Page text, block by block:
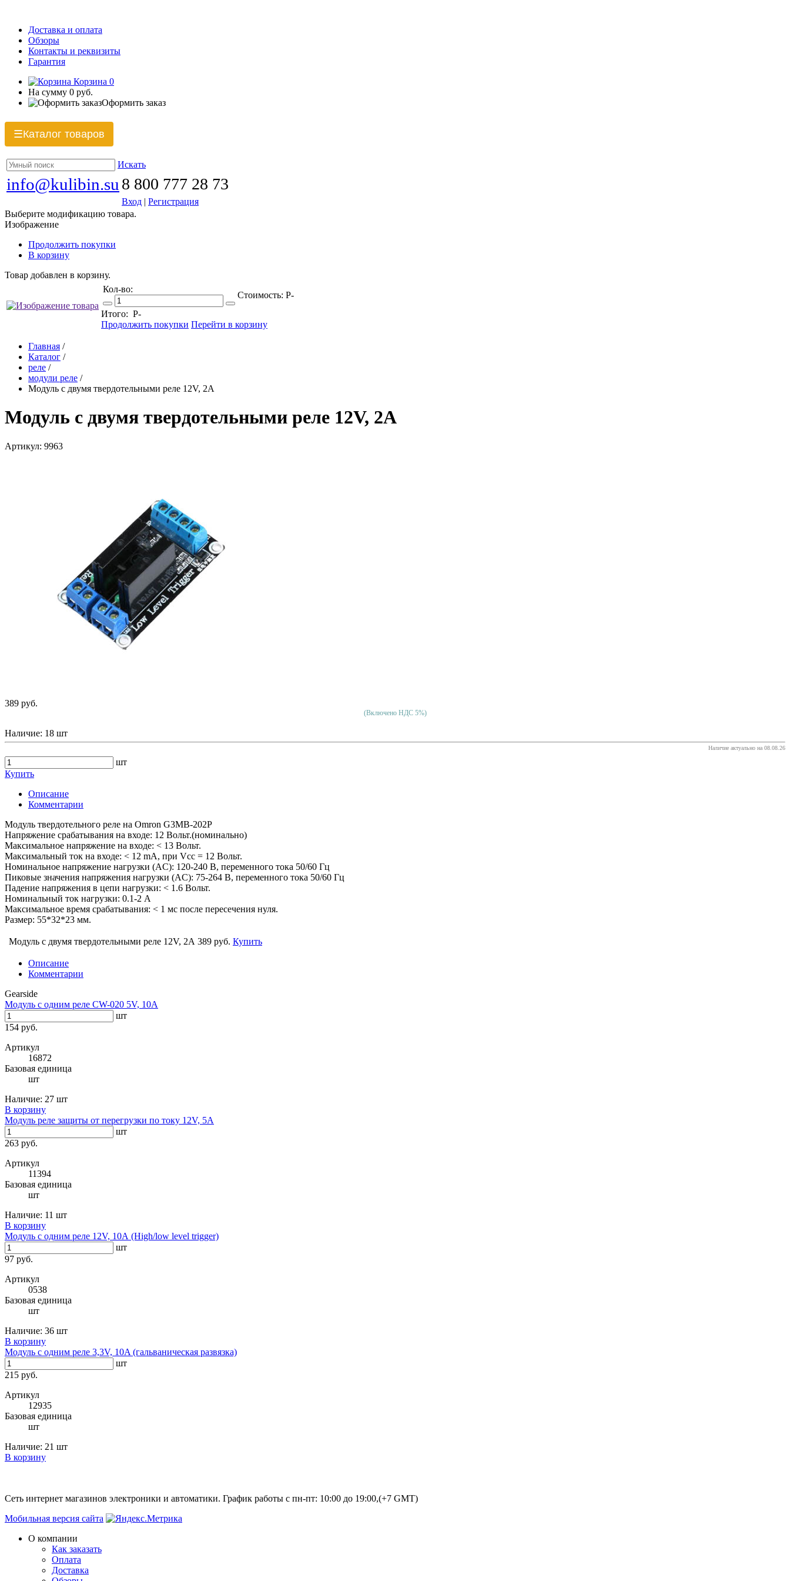
Доставка и оплата
Обзоры
Контакты и реквизиты
Гарантия
Корзина 0
На сумму 0 руб.
Оформить заказ
☰Каталог товаров
Искать
info@kulibin.su 8 800 777 28 73
Вход | Регистрация
Выберите модификацию товара.
Изображение
Продолжить покупки
В корзину
Товар добавлен в корзину.
Кол-во:
Стоимость: Р-
Итого: Р-
Продолжить покупки Перейти в корзину
Главная /
Каталог /
реле /
модули реле /
Модуль с двумя твердотельными реле 12V, 2A
Модуль с двумя твердотельными реле 12V, 2A
Артикул: 9963
389 руб.
(Включено НДС 5%)
Наличие: 18 шт
Наличие актуально на 08.08.26
шт
Купить
Описание
Комментарии
Модуль твердотельного реле на Omron G3MB-202P
Напряжение срабатывания на входе: 12 Вольт.(номинально)
Максимальное напряжение на входе: < 13 Вольт.
Максимальный ток на входе: < 12 mA, при Vcc = 12 Вольт.
Номинальное напряжение нагрузки (AC): 120-240 В, переменного тока 50/60 Гц
Пиковые значения напряжения нагрузки (AC): 75-264 В, переменного тока 50/60 Гц
Падение напряжения в цепи нагрузки: < 1.6 Вольт.
Номинальный ток нагрузки: 0.1-2 А
Максимальное время срабатывания: < 1 мс после пересечения нуля.
Размер: 55*32*23 мм.
Модуль с двумя твердотельными реле 12V, 2A 389 руб. Купить
Описание
Комментарии
Gearside
Модуль с одним реле CW-020 5V, 10A
шт
154 руб.
Артикул
16872
Базовая единица
шт
Наличие: 27 шт
В корзину
Модуль реле защиты от перегрузки по току 12V, 5А
шт
263 руб.
Артикул
11394
Базовая единица
шт
Наличие: 11 шт
В корзину
Модуль с одним реле 12V, 10А (High/low level trigger)
шт
97 руб.
Артикул
0538
Базовая единица
шт
Наличие: 36 шт
В корзину
Модуль с одним реле 3,3V, 10A (гальваническая развязка)
шт
215 руб.
Артикул
12935
Базовая единица
шт
Наличие: 21 шт
В корзину
Сеть интернет магазинов электроники и автоматики. График работы с пн-пт: 10:00 до 19:00,(+7 GMT)
Мобильная версия сайта
О компании
Как заказать
Оплата
Доставка